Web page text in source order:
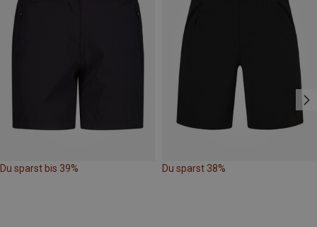
Du sparst bis 39% Du sparst 38%